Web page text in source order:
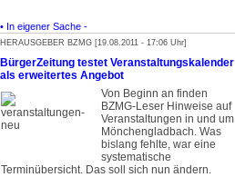
• In eigener Sache -
HERAUSGEBER BZMG [19.08.2011 - 17:06 Uhr]
BürgerZeitung testet Veranstaltungskalender
als erweitertes Angebot
Von Beginn an finden
BZMG-Leser Hinweise auf
Veranstaltungen in und um
Mönchengladbach. Was
bislang fehlte, war eine
systematische
Terminübersicht. Das soll sich nun ändern.